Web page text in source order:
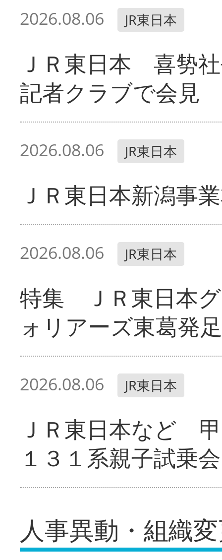
2026.08.06 JR東日本
ＪＲ東日本 喜㔟
記者クラブで会見
2026.08.06 JR東日本
ＪＲ東日本新潟事
2026.08.06 JR東日本
特集 ＪＲ東日本
ォリアーズ東葛発足
2026.08.06 JR東日本
ＪＲ東日本など
１３１系親子試乗会
人事異動・組織